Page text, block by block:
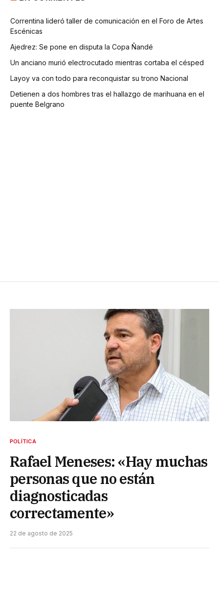
Correntina lideró taller de comunicación en el Foro de Artes
Escénicas
Ajedrez: Se pone en disputa la Copa Ñandé
Un anciano murió electrocutado mientras cortaba el césped
Layoy va con todo para reconquistar su trono Nacional
Detienen a dos hombres tras el hallazgo de marihuana en el
puente Belgrano
POLÍTICA
Rafael Meneses: «Hay muchas
personas que no están
diagnosticadas
correctamente»
22 de agosto de 2025